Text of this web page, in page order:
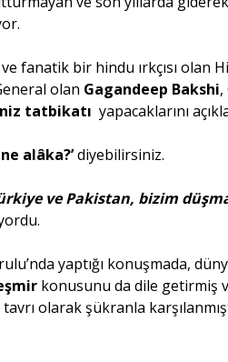
fanatik bir hindu ırkçısı olan
olan Gagandeep Bakshi,
tatbikatı yapacaklarını
alâka?’diyebilirsiniz.
ve Pakistan, bizim
yaptığı konuşmada,
konusunu da dile getirmiş
olarak şükranla